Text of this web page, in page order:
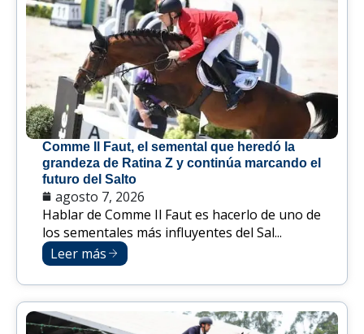
Comme Il Faut, el semental que heredó la
grandeza de Ratina Z y continúa marcando el
futuro del Salto
agosto 7, 2026
Hablar de Comme Il Faut es hacerlo de uno de
los sementales más influyentes del Sal...
Leer más